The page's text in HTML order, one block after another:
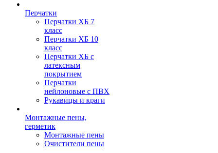
Перчатки
Перчатки ХБ 7
класс
Перчатки ХБ 10
класс
Перчатки ХБ с
латексным
покрытием
Перчатки
нейлоновые с ПВХ
Рукавицы и краги
Монтажные пены,
герметик
Монтажные пены
Очистители пены